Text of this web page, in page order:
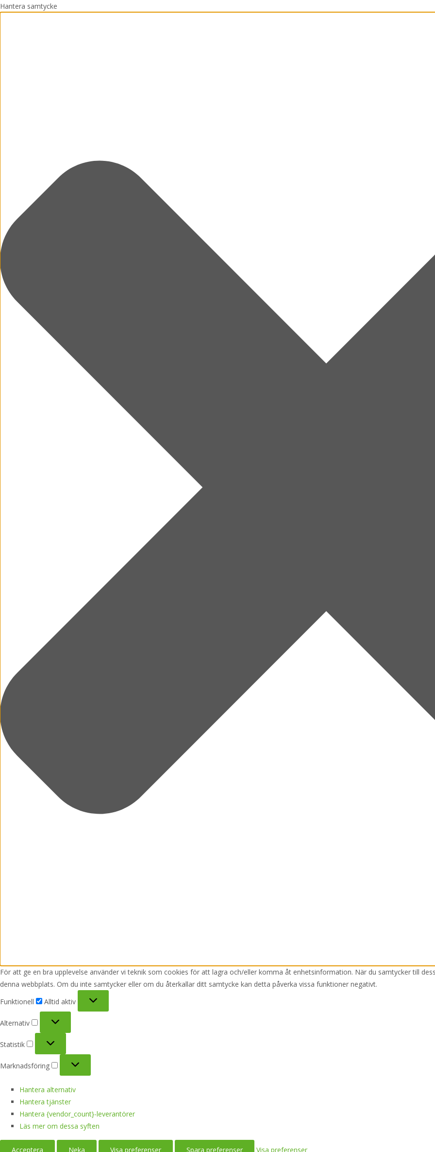
Hantera samtycke
För att ge en bra upplevelse använder vi teknik som cookies för att lagra och/eller komma åt enhetsinformation. När du samtycker till
denna webbplats. Om du inte samtycker eller om du återkallar ditt samtycke kan detta påverka vissa funktioner negativt.
Funktionell
Alltid aktiv
Alternativ
Alternativ
Statistik
Statistik
Marknadsföring
Marknadsföring
Hantera alternativ
Hantera tjänster
Hantera {vendor_count}-leverantörer
Läs mer om dessa syften
Acceptera Neka Visa preferenser Spara preferenser Visa preferenser